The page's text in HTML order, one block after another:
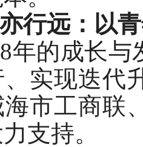
行远：以
年的成长
实现迭代
市工商联
支持。